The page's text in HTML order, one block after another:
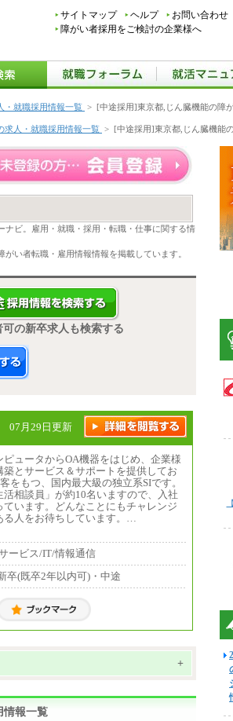
サイトマップ ヘルプ お問い合わせ
障がい者採用をご検討の企業様へ
・就職採用情報一覧 > [中途採用]東京都,じん臓機能の障
求人・就職採用情報一覧 > [中途採用]東京都,じん臓機能
ビ。雇用・就職・採用・転職・仕事に関する情
い者転職・雇用情報情報を掲載しています。
可の新卒求人も検索する
07月29日更新
ュータからOA機器をはじめ、企業様
とサービス＆サポートを提供してお
をもつ、国内最大級の独立系SIです。
相談員」が約10名いますので、入社
います。どんなことにもチャレンジ
る人をお待ちしています。…
ービス/IT/情報通信
卒(既卒2年以内可)・中途
+
情報一覧